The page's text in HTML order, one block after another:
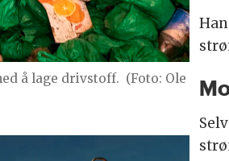
å lage drivstoff. (Foto: Ole